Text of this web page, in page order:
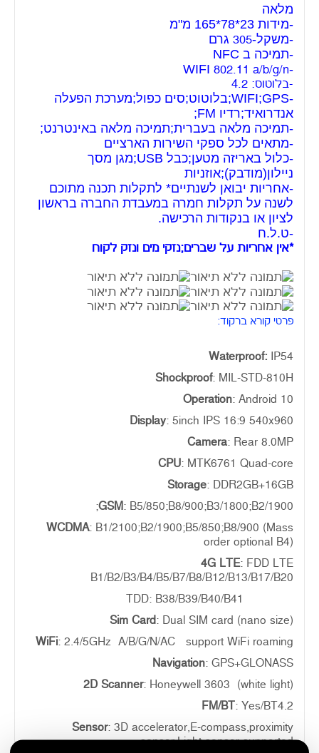
מלאה
-מידות 23*78*165 מ"מ
-משקל-305 גרם
-תמיכה ב NFC
-WIFI
802.11 a/b/g/n
-בלוטוס: 4.2
-WIFI;GPS;בלוטוט;סים כפול;מערכת הפעלה
אנדרואיד;רדיו FM;
-תמיכה מלאה בעברית;תמיכה מלאה באינטרנט;
-מתאים לכל ספקי השירות הארציים
-כלול באריזה מטען;כבל USB;מגן מסך
ניילון(מודבק);אוזניות
-אחריות יבואן לשנתיים* לתקלות תכנה מתוכם
לשנה על תקלות חמרה במעבדת החברה בראשון
לציון או בנקודות הרכישה.
-ט.ל.ח
*אין אחריות על שברים;נזקי מים ונזק לקוח
פרטי קורא ברקוד:
Waterproof: IP54
Shockproof: MIL-STD-810H
Operation: Android 10
Display: 5inch IPS 16:9 540x960
Camera: Rear 8.0MP
CPU: MTK6761 Quad-core
Storage: DDR2GB+16GB
GSM: B5/850;B8/900;B3/1800;B2/1900;
WCDMA: B1/2100;B2/1900;B5/850;B8/900 (Mass
order optional B4)
4G LTE: FDD LTE
B1/B2/B3/B4/B5/B7/B8/B12/B13/B17/B20
Sim Card: Dual SIM card (nano size)
WiFi: 2.4/5GHz A/B/G/N/AC support WiFi roaming
Navigation: GPS+GLONASS
2D Scanner: Honeywell 3603 (white light)
FM/BT : Yes/BT4.2
Sensor: 3D accelerator,E-compass,proximity
sensor,Light sensor supported